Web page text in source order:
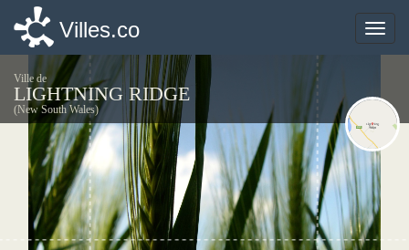
Toggle
Villes.co
Ville de
LIGHTNING RIDGE
(New South Wales)
Toggle
Villes.co